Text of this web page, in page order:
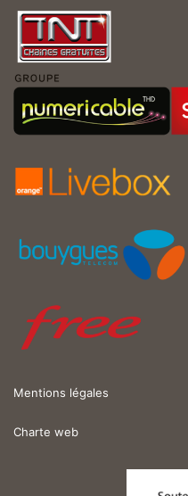
Mentions légales
Charte web